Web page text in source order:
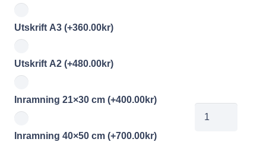
Utskrift A3 (+360.00kr)
Utskrift A2 (+480.00kr)
Inramning 21×30 cm (+400.00kr)
Inramning 40×50 cm (+700.00kr)